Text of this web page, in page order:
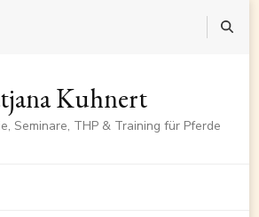
Kuhnert
Seminare, THP & Training für Pferde